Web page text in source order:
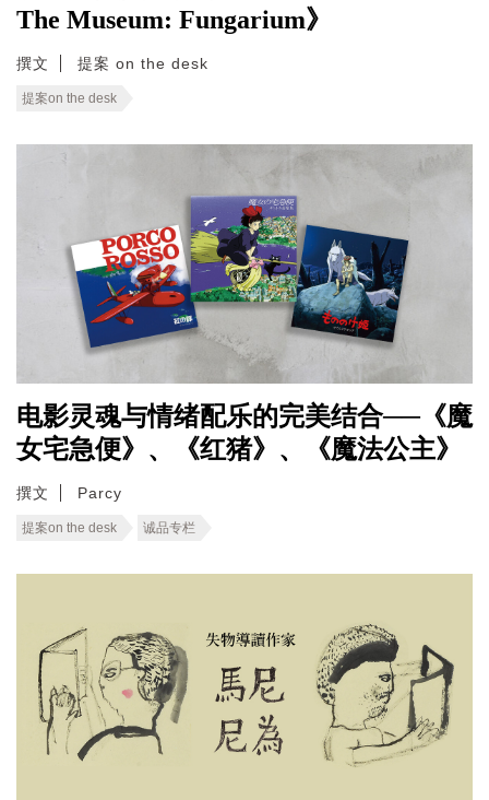
The Museum: Fungarium》
撰文 提案 on the desk
提案on the desk
电影灵魂与情绪配乐的完美结合──《魔
女宅急便》、《红猪》、《魔法公主》
撰文 Parcy
提案on the desk 诚品专栏